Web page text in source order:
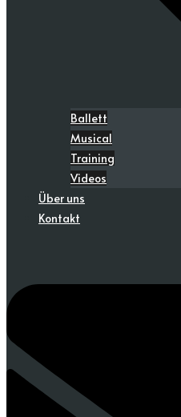
Ballett
Musical
Training
Videos
Über uns
Kontakt